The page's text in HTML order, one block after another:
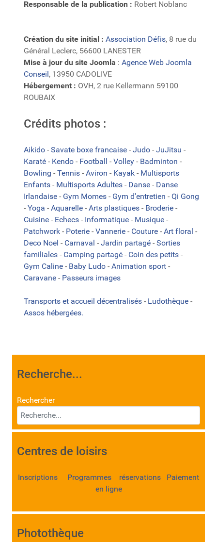
Responsable de la publication : Robert Noblanc
Création du site initial : Association Défis, 8 rue du
Général Leclerc, 56600 LANESTER
Mise à jour du site Joomla : Agence Web Joomla
Conseil, 13950 CADOLIVE
Hébergement : OVH, 2 rue Kellermann 59100
ROUBAIX
Crédits photos :
Aikido - Savate boxe francaise - Judo - JuJitsu -
Karaté - Kendo - Football - Volley - Badminton -
Bowling - Tennis - Aviron - Kayak - Multisports
Enfants - Multisports Adultes - Danse - Danse
Irlandaise - Gym Momes - Gym d'entretien - Qi Gong
- Yoga - Aquarelle - Arts plastiques - Broderie -
Cuisine - Echecs - Informatique - Musique -
Patchwork - Poterie - Vannerie - Couture - Art floral -
Deco Noel - Carnaval - Jardin partagé - Sorties
familiales - Camping partagé - Coin des petits -
Gym Caline - Baby Ludo - Animation sport -
Caravane - Passeurs images
Transports et accueil décentralisés - Ludothèque -
Assos hébergées.
Recherche...
Rechercher
Centres de loisirs
Inscriptions Programmes réservations Paiement
en ligne
Photothèque